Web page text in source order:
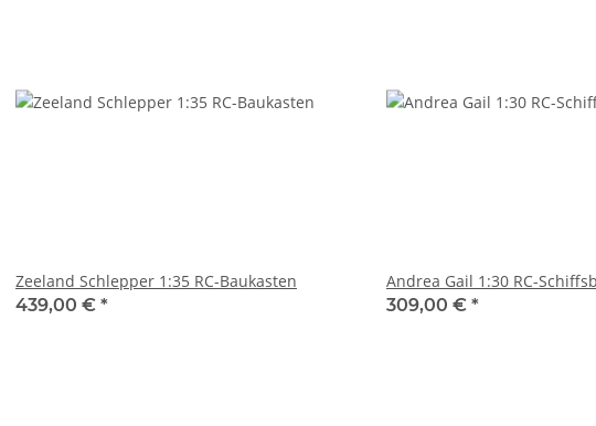
Zeeland Schlepper 1:35 RC-Baukasten
439,00 € *
Andrea Gail 1:30
309,00 € *